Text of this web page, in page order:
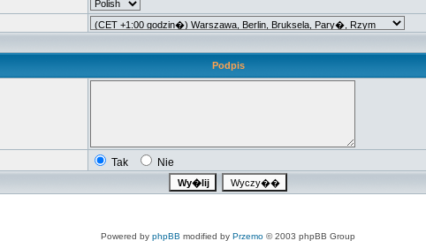
Podpis
Tak Nie
Powered by phpBB modified by Przemo © 2003 phpBB Group